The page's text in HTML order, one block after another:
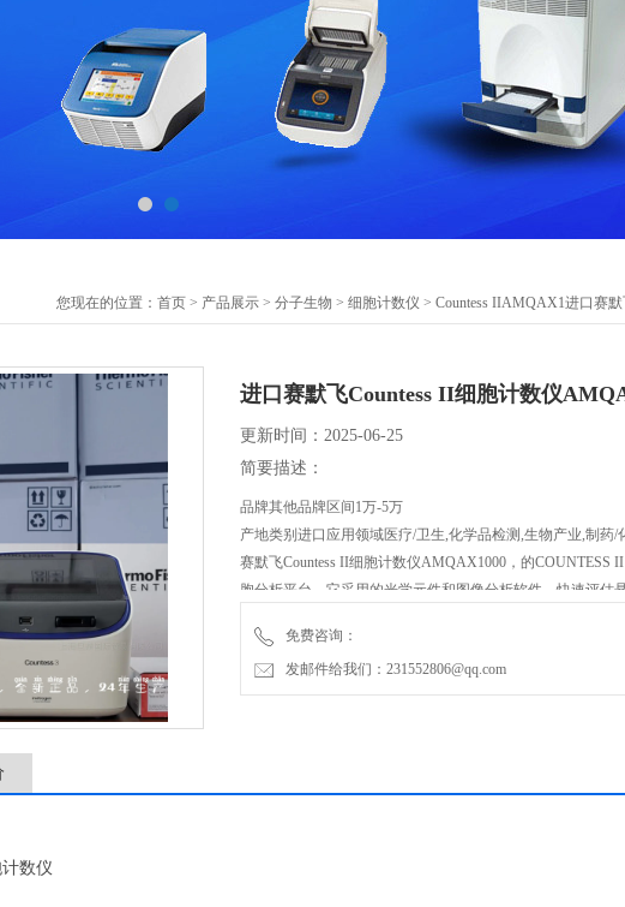
您现在的位置： 首页 > 产品展示 > 分子生物 > 细胞计数仪 > Countess IIAMQAX1进口赛
进口赛默飞Countess II细胞计数仪
更新时间：2025-06-25
简要描述：
品牌其他品牌区间1万-5万
产地类别进口应用领域医疗/卫生,化学品检测,生物产业,制药/
赛默飞Countess II细胞计数仪AMQAX1000，的COUNTESS
胞分析平台，它采用的光学元件和图像分析软件，快速评估
免费咨询：
发邮件给我们：231552806@qq.com
数仪